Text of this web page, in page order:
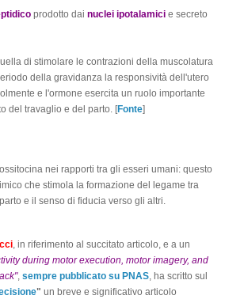
prodotto dai nuclei ipotalamici e secreto
di stimolare le contrazioni della muscolatura
della gravidanza la responsività dell'utero
e l'ormone esercita un ruolo importante
del travaglio e del parto. [Fonte]
nei rapporti tra gli esseri umani: questo
che stimola la formazione del legame tra
e il senso di fiducia verso gli altri.
, in riferimento al succitato articolo, e a un
during motor execution, motor imagery, and
, sempre pubblicato su PNAS, ha scritto sul
" un breve e significativo articolo